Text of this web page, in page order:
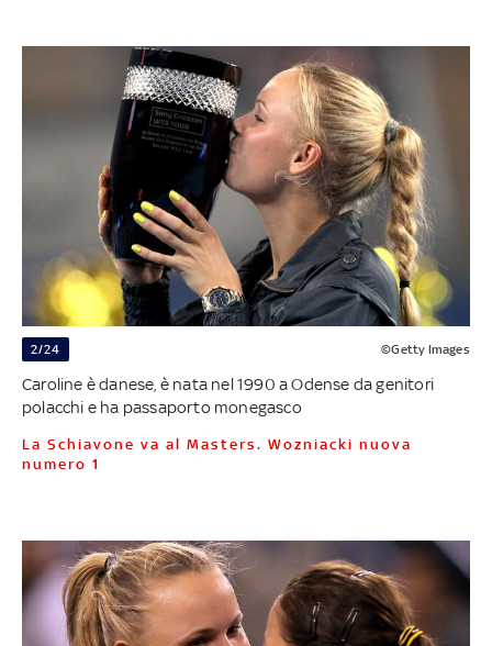
2/24 ©Getty Images
Caroline è danese, è nata nel 1990 a Odense da genitori
polacchi e ha passaporto monegasco
La Schiavone va al Masters. Wozniacki nuova
numero 1